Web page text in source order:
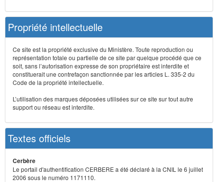
Propriété intellectuelle
Ce site est la propriété exclusive du Ministère. Toute reproduction ou
représentation totale ou partielle de ce site par quelque procédé que ce
soit, sans l’autorisation expresse de son propriétaire est interdite et
constituerait une contrefaçon sanctionnée par les articles L. 335-2 du
Code de la propriété intellectuelle.
L’utilisation des marques déposées utilisées sur ce site sur tout autre
support ou réseau est interdite.
Textes officiels
Cerbère
Le portail d'authentification CERBERE a été déclaré à la CNIL le 6 juillet
2006 sous le numéro 1171110.